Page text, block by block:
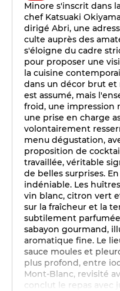
Minore s'inscrit dans
chef Katsuaki
dirigé Abri, une
culte auprès des
s'éloigne du cadre
pour proposer une
la cuisine
dans un décor brut
est assumé, mais
froid, une impression
une prise en charge
volontairement
menu dégustation,
proposition de
travaillée, véritable
de belles surprises.
indéniable. Les
vin blanc, citron vert
sur la fraîcheur et la
subtilement
sabayon gourmand,
aromatique fine. Le
sauce moules et
plus profond, entre
Mont-Blanc, revisité
conclut le repas avec